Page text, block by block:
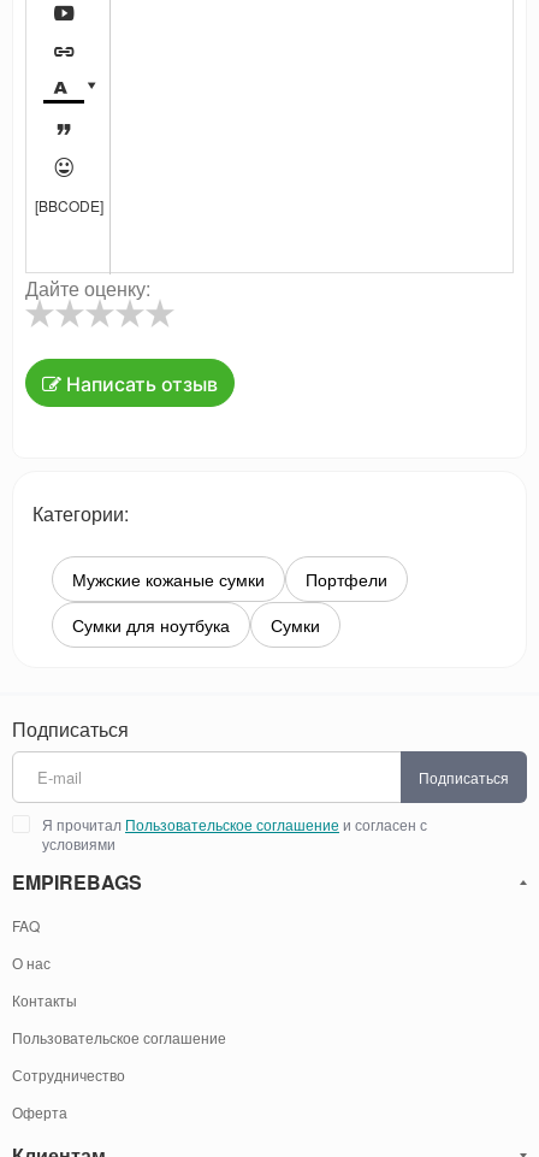






[BBCODE]
Дайте оценку:
Написать отзыв
Категории:
Мужские кожаные сумки
Портфели
Сумки для ноутбука
Сумки
Подписаться
Подписаться
Я прочитал Пользовательское соглашение и согласен с
условиями
EMPIREBAGS
FAQ
О нас
Контакты
Пользовательское соглашение
Сотрудничество
Оферта